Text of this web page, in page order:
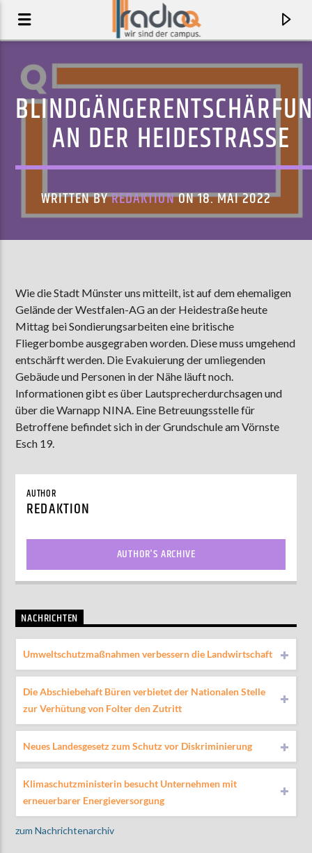
IDONTKNOW
JAMIE XX
AKTUELLE SENDUNG
MOEBIUS
12:00 24:00
AN DER HEIDESTRASSE
WRITTEN BYREDAKTIONON 18. MAI 2022
Wie die Stadt Münster uns mitteilt, ist auf dem ehemaligen
Gelände der Westfalen-AG an der Heidestraße heute
Mittag bei Sondierungsarbeiten eine britische
Fliegerbombe ausgegraben worden. Diese muss umgehend
entschärft werden. Die Evakuierung der umliegenden
Gebäude und Personen in der Nähe läuft noch.
Informationen gibt es über Lautsprecherdurchsagen und
über die Warnapp NINA. Eine Betreuungsstelle für
Betroffene befindet sich in der Grundschule am Vörnste
Esch 19.
AUTHOR
REDAKTION
AUTHOR'S ARCHIVE
NACHRICHTEN
Umweltschutzmaßnahmen verbessern die Landwirtschaft
Die Abschiebehaft Büren verbietet der Nationalen Stelle
zur Verhütung von Folter den Zutritt
Neues Landesgesetz zum Schutz vor Diskriminierung
Klimaschutzministerin besucht Unternehmen mit
erneuerbarer Energieversorgung
zum Nachrichtenarchiv